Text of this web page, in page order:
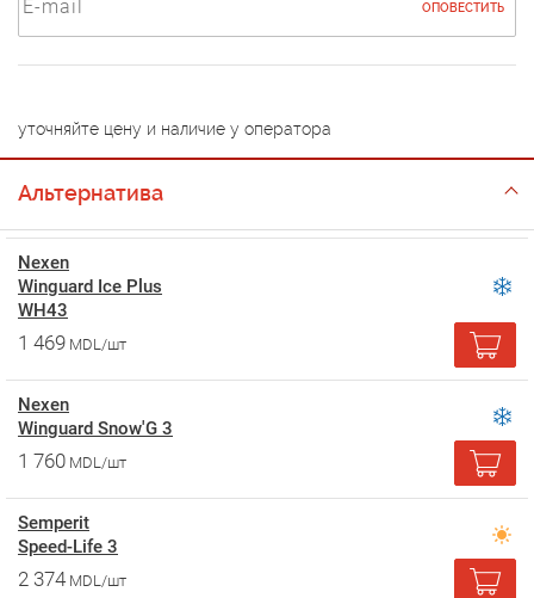
ОПОВЕСТИТЬ
уточняйте цену и наличие у оператора
Альтернатива
Nexen
Winguard Ice Plus
WH43
1 469 MDL/шт
Nexen
Winguard Snow'G 3
1 760 MDL/шт
Semperit
Speed-Life 3
2 374 MDL/шт